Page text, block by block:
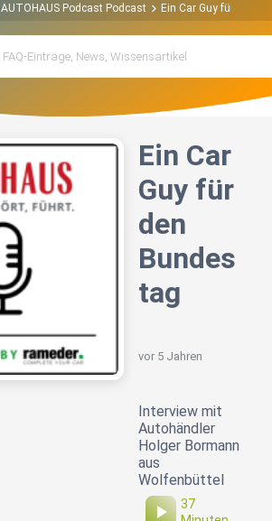
AUTOHAUS Podcast Podcast Ein Car Guy für den
Ein Car
Guy für
den
Bundes
tag
vor 5 Jahren
Interview mit
Autohändler
Holger Bormann
aus
Wolfenbüttel
37